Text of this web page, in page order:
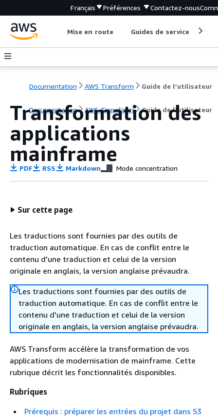
Français Préférences Contactez-nous
Mise en route Guides de service
Documentation AWS Transform Guide de l’utilisateur
Documentation AWS Transform Guide de l’utilisateur
Transformation des
applications
mainframe
PDF RSS Markdown Mode concentration
Sur cette page
Les traductions sont fournies par des outils de
traduction automatique. En cas de conflit entre le
contenu d'une traduction et celui de la version
originale en anglais, la version anglaise prévaudra.
Les traductions sont fournies par des outils de
traduction automatique. En cas de conflit entre le
contenu d'une traduction et celui de la version
originale en anglais, la version anglaise prévaudra.
AWS Transform accélère la transformation de vos
applications de modernisation de mainframe. Cette
rubrique décrit les fonctionnalités disponibles.
Rubriques
Prérequis : préparer les entrées du projet dans S3